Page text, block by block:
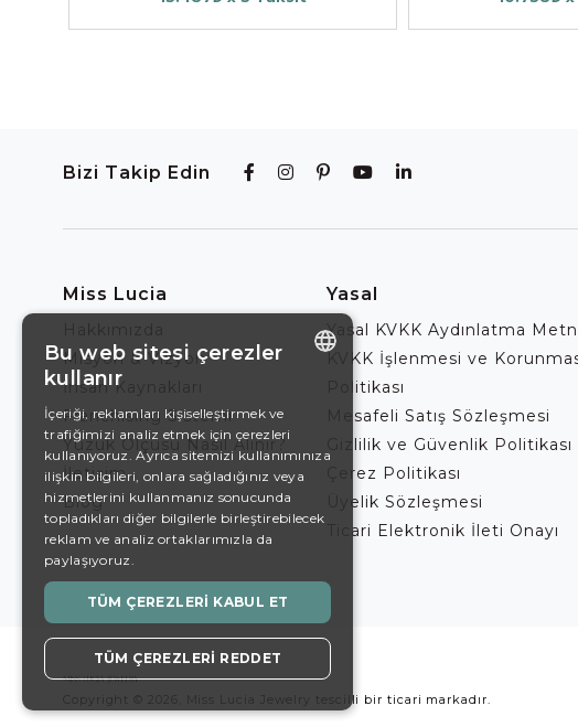
Bizi Takip Edin
Miss Lucia
Misyon & Vizyon
İnsan Kaynakları
Franchising Sistemi
Yüzük Ölçüsü Nasıl Alınır?
İletişim
Blog
Yasal
Yasal KVKK Aydınlatma
KVKK İşlenmesi ve
Politikası
Mesafeli Satış Sözleşmesi
Gizlilik ve Güvenlik Politikası
Çerez Politikası
Üyelik Sözleşmesi
Ticari Elektronik İleti Onayı
Copyright © 2026, Miss Lucia Jewelry tescilli bir ticari markadır.
DE
EN
SWEDISH
TURKISH
Bu web sitesi çerezler
kullanır
İçeriği, reklamları kişiselleştirmek ve
trafiğimizi analiz etmek için çerezleri
kullanıyoruz. Ayrıca sitemizi kullanımınıza
ilişkin bilgileri, onlara sağladığınız veya
hizmetlerini kullanmanız sonucunda
topladıkları diğer bilgilerle birleştirebilecek
reklam ve analiz ortaklarımızla da
paylaşıyoruz.
TÜM ÇEREZLERI KABUL ET
TÜM ÇEREZLERI REDDET